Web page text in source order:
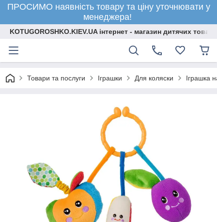
ПРОСИМО наявність товару та ціну уточнювати у
менеджера!
KOTUGOROSHKO.KIEV.UA інтернет - магазин дитячих
Товари та послуги Іграшки Для коляски Іграшка